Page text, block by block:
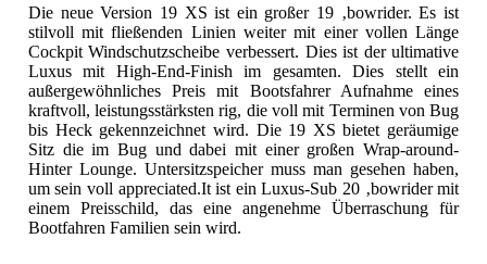
Die neue Version 19 XS ist ein großer 19 ‚bowrider. Es ist
stilvoll mit fließenden Linien weiter mit einer vollen Länge
Cockpit Windschutzscheibe verbessert. Dies ist der ultimative
Luxus mit High-End-Finish im gesamten. Dies stellt ein
außergewöhnliches Preis mit Bootsfahrer Aufnahme eines
kraftvoll, leistungsstärksten rig, die voll mit Terminen von Bug
bis Heck gekennzeichnet wird. Die 19 XS bietet geräumige
Sitz die im Bug und dabei mit einer großen Wrap-around-
Hinter Lounge. Untersitzspeicher muss man gesehen haben,
um sein voll appreciated.It ist ein Luxus-Sub 20 ‚bowrider mit
einem Preisschild, das eine angenehme Überraschung für
Bootfahren Familien sein wird.